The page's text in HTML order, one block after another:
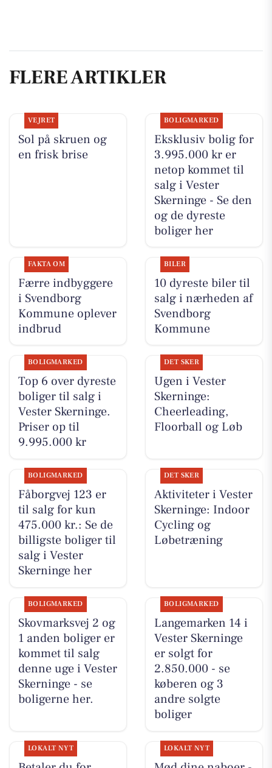
FLERE ARTIKLER
VEJRET
Sol på skruen og
en frisk brise
BOLIGMARKED
Eksklusiv bolig for
3.995.000 kr er
netop kommet til
salg i Vester
Skerninge - Se den
og de dyreste
boliger her
FAKTA OM
Færre indbyggere
i Svendborg
Kommune oplever
indbrud
BILER
10 dyreste biler til
salg i nærheden af
Svendborg
Kommune
BOLIGMARKED
Top 6 over dyreste
boliger til salg i
Vester Skerninge.
Priser op til
9.995.000 kr
DET SKER
Ugen i Vester
Skerninge:
Cheerleading,
Floorball og Løb
BOLIGMARKED
Fåborgvej 123 er
til salg for kun
475.000 kr.: Se de
billigste boliger til
salg i Vester
Skerninge her
DET SKER
Aktiviteter i Vester
Skerninge: Indoor
Cycling og
Løbetræning
BOLIGMARKED
Skovmarksvej 2 og
1 anden boliger er
kommet til salg
denne uge i Vester
Skerninge - se
boligerne her.
BOLIGMARKED
Langemarken 14 i
Vester Skerninge
er solgt for
2.850.000 - se
køberen og 3
andre solgte
boliger
LOKALT NYT LOKALT NYT